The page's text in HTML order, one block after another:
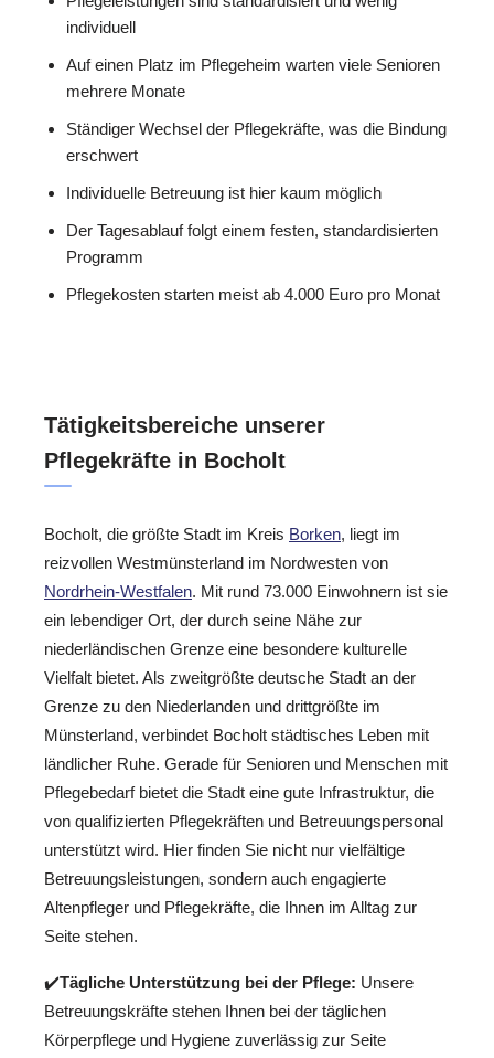
individuell
Auf einen Platz im Pflegeheim warten viele Senioren
mehrere Monate
Ständiger Wechsel der Pflegekräfte, was die Bindung
erschwert
Individuelle Betreuung ist hier kaum möglich
Der Tagesablauf folgt einem festen, standardisierten
Programm
Pflegekosten starten meist ab 4.000 Euro pro Monat
Tätigkeitsbereiche unserer
Pflegekräfte in Bocholt
Bocholt, die größte Stadt im Kreis Borken, liegt im
reizvollen Westmünsterland im Nordwesten von
Nordrhein-Westfalen. Mit rund 73.000 Einwohnern ist sie
ein lebendiger Ort, der durch seine Nähe zur
niederländischen Grenze eine besondere kulturelle
Vielfalt bietet. Als zweitgrößte deutsche Stadt an der
Grenze zu den Niederlanden und drittgrößte im
Münsterland, verbindet Bocholt städtisches Leben mit
ländlicher Ruhe. Gerade für Senioren und Menschen mit
Pflegebedarf bietet die Stadt eine gute Infrastruktur, die
von qualifizierten Pflegekräften und Betreuungspersonal
unterstützt wird. Hier finden Sie nicht nur vielfältige
Betreuungsleistungen, sondern auch engagierte
Altenpfleger und Pflegekräfte, die Ihnen im Alltag zur
Seite stehen.
✔️Tägliche Unterstützung bei der Pflege: Unsere
Betreuungskräfte stehen Ihnen bei der täglichen
Körperpflege und Hygiene zuverlässig zur Seite